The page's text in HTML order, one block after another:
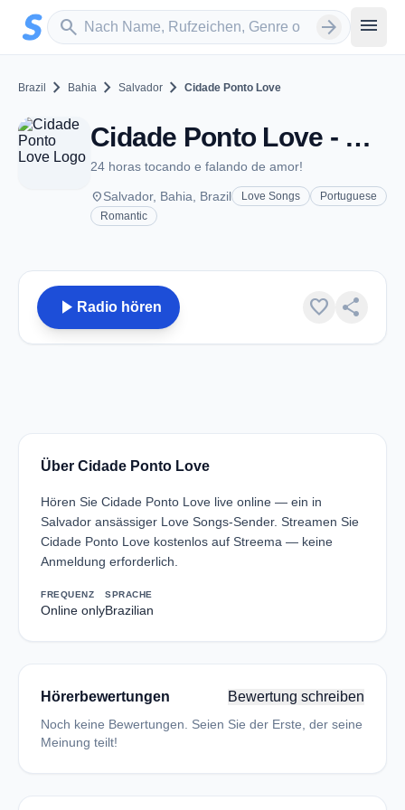
Zum Hauptinhalt springen
search
Sender suchen arrow_forward menu
Brazil chevron_right Bahia chevron_right Salvador chevron_right Cidade Ponto Love
Cidade Ponto Love - Salvador
24 horas tocando e falando de amor!
placeSalvador, Bahia, Brazil Love Songs
Portuguese
Romantic
play_arrow Radio hören favorite share
Über Cidade Ponto Love
Hören Sie Cidade Ponto Love live online — ein in
Salvador ansässiger Love Songs-Sender. Streamen Sie
Cidade Ponto Love kostenlos auf Streema — keine
Anmeldung erforderlich.
FREQUENZ
Online only
SPRACHE
Brazilian
Hörerbewertungen Bewertung schreiben
Noch keine Bewertungen. Seien Sie der Erste, der seine
Meinung teilt!